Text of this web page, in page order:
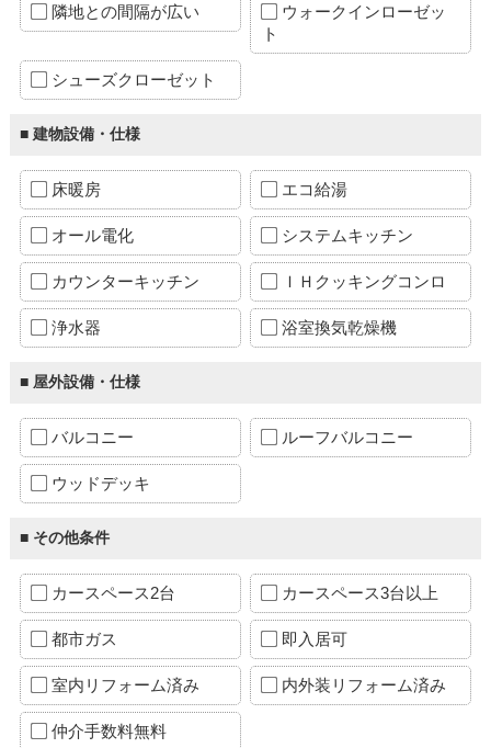
隣地との間隔が広い
ウォークインローゼッ
ト
シューズクローゼット
■ 建物設備・仕様
床暖房 エコ給湯
オール電化 システムキッチン
カウンターキッチン ＩＨクッキングコンロ
浄水器 浴室換気乾燥機
■ 屋外設備・仕様
バルコニー ルーフバルコニー
ウッドデッキ
■ その他条件
カースペース2台 カースペース3台以上
都市ガス 即入居可
室内リフォーム済み 内外装リフォーム済み
仲介手数料無料